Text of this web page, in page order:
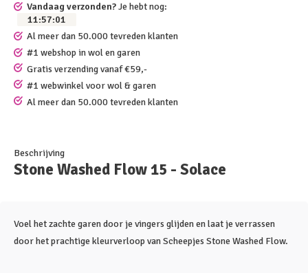
Vandaag verzonden?Je hebt nog:
11:57:01
Al meer dan 50.000 tevreden klanten
#1 webshop in wol en garen
Gratis verzending vanaf €59,-
#1 webwinkel voor wol & garen
Al meer dan 50.000 tevreden klanten
Beschrijving
Stone Washed Flow 15 - Solace
Voel het zachte garen door je vingers glijden en laat je verrassen
door het prachtige kleurverloop van Scheepjes Stone Washed Flow.